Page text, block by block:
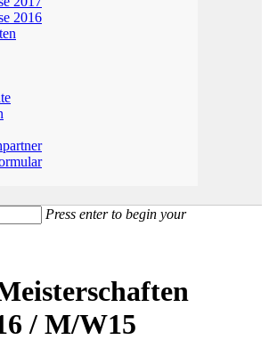
2016
Press enter to begin your
/ M/W15